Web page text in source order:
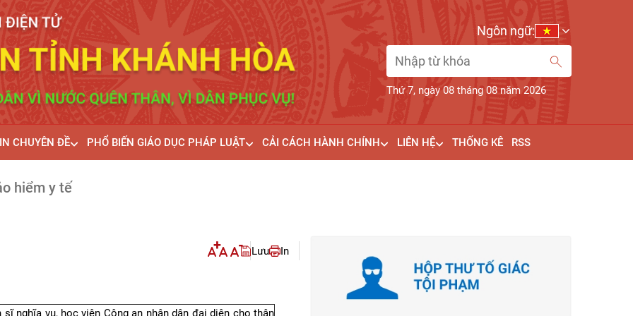
Thứ 7, ngày 08 tháng 08 năm 2026
Ngôn ngữ:
CHUYÊN ĐỀ PHỔ BIẾN GIÁO DỤC PHÁP LUẬT CẢI CÁCH HÀNH CHÍNH LIÊN HỆ THỐNG KÊ RSS
hiểm y tế
Lưu In
nghĩa vụ, học viên Công an nhân dân đại diện cho thân